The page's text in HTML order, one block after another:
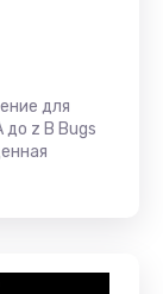
для
до z В Bugs